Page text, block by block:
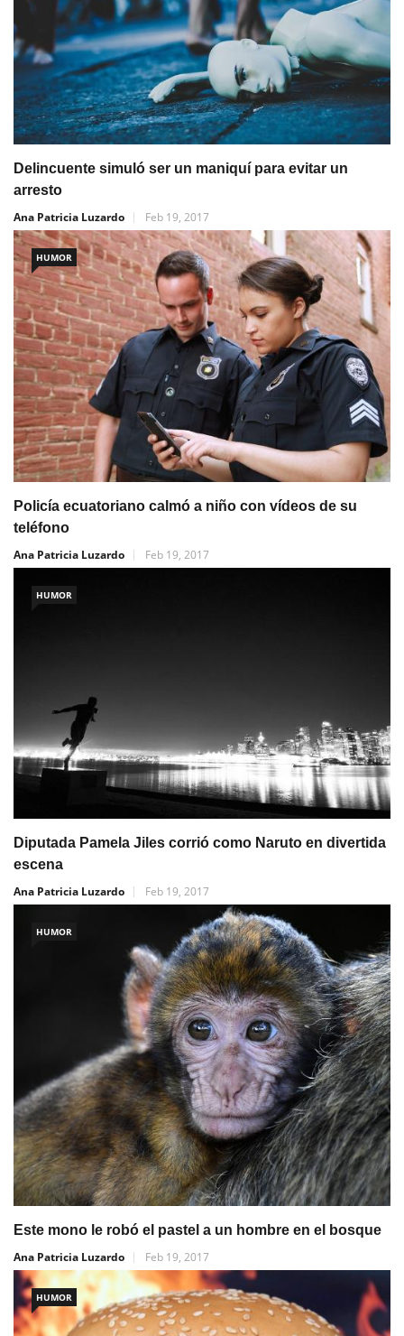
Delincuente simuló ser un maniquí para evitar un
arresto
Ana Patricia Luzardo
Feb 19, 2017
HUMOR
Policía ecuatoriano calmó a niño con vídeos de su
teléfono
Ana Patricia Luzardo
Feb 19, 2017
HUMOR
Diputada Pamela Jiles corrió como Naruto en divertida
escena
Ana Patricia Luzardo
Feb 19, 2017
HUMOR
Este mono le robó el pastel a un hombre en el bosque
Ana Patricia Luzardo
Feb 19, 2017
HUMOR